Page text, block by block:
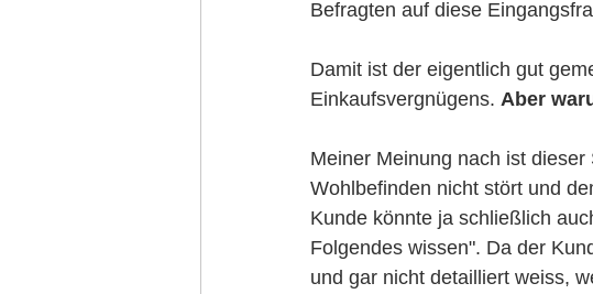
Befragten auf diese
Damit ist der eigentlich gut
Einkaufsvergnügens. Aber
Meiner Meinung nach ist
Wohlbefinden nicht stört und
Kunde könnte ja schließlich
Folgendes wissen". Da der
und gar nicht detailliert weiss,